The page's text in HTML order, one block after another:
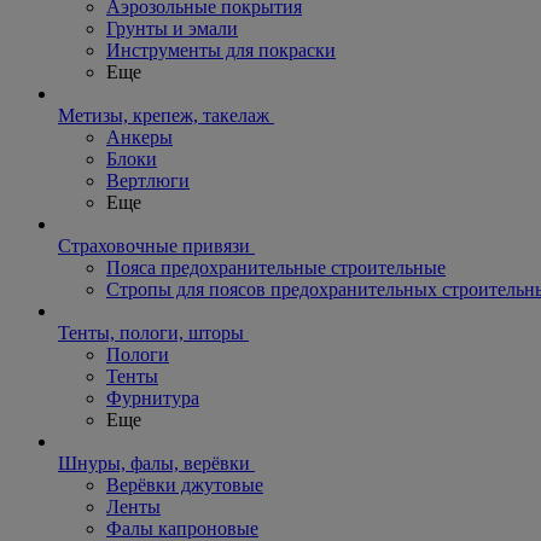
Аэрозольные покрытия
Грунты и эмали
Инструменты для покраски
Еще
Метизы, крепеж, такелаж
Анкеры
Блоки
Вертлюги
Еще
Страховочные привязи
Пояса предохранительные строительные
Стропы для поясов предохранительных
Тенты, пологи, шторы
Пологи
Тенты
Фурнитура
Еще
Шнуры, фалы, верёвки
Верёвки джутовые
Ленты
Фалы капроновые